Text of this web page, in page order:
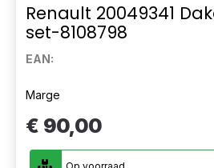
Renault 20049341
set-8108798
EAN:
Marge
€ 90,00